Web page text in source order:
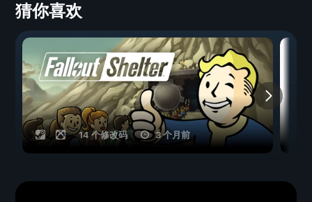
猜你喜欢
14 个修改码 3 个月前